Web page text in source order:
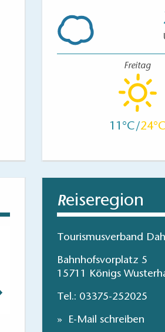
Freitag
11 24
Lieblingsorte
Reiseregion
Tourismusverband
Bahnhofsvorplatz 5
15711 Königs
Tel.: 03375-252025
E-Mail schreiben